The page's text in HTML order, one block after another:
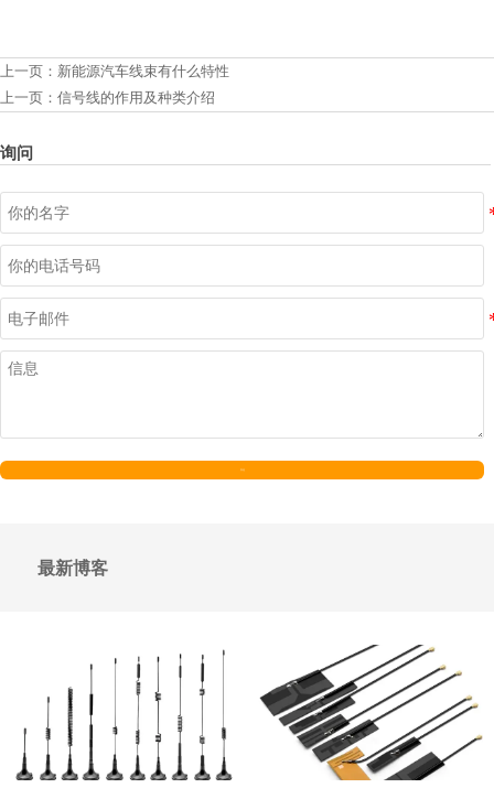
上一页： 新能源汽车线束有什么特性
上一页： 信号线的作用及种类介绍
询问
最新博客